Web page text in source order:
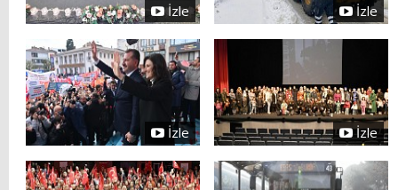
İzle İzle
İzle İzle